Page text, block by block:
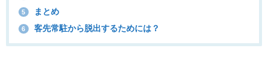
5 まとめ
6 客先常駐から脱出するためには？